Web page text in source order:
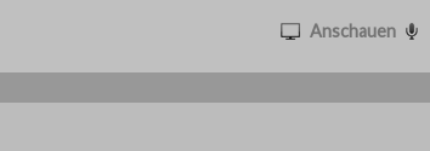
Anschauen